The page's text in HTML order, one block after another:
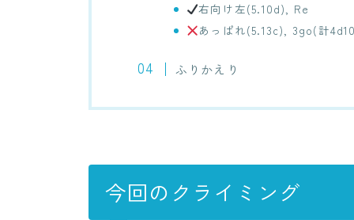
右向け左(5.10d), Re
あっぱれ(5.13c), 3go(計
ふりかえり
今回のクライミング